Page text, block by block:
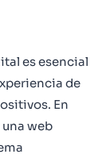
es esencial
de
En
web